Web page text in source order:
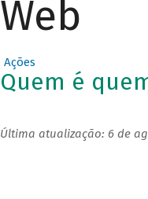
Web
Ações
Quem é
Última atualização: 6 de